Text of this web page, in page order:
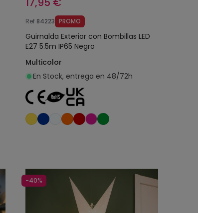
Ref 84223 PROMO
Guirnalda Exterior con Bombillas LED
E27 5.5m IP65 Negro
Multicolor
En Stock, entrega en 48/72h
Añadir al carrito
-40%